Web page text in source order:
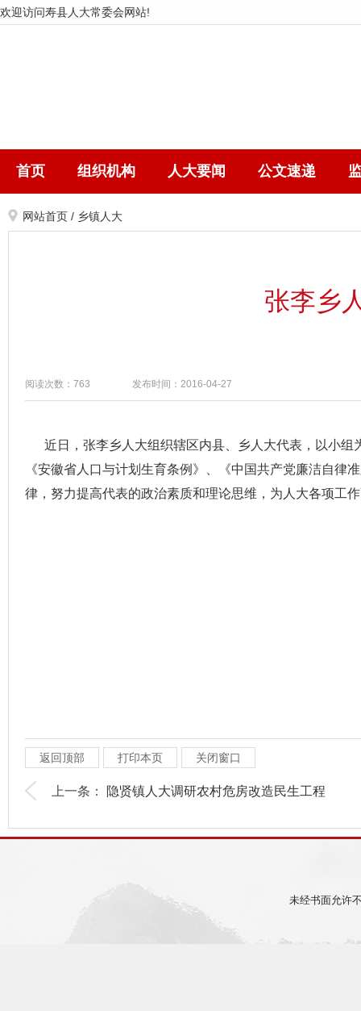
欢迎访问寿县人大常委会网站!
首页 组织机构 人大要闻 公文速递
网站首页 / 乡镇人大
张李乡
阅读次数：763 发布时间：2016-04-27
近日，张李乡人大组织辖区内县、乡人大代表，以小组
《安徽省人口与计划生育条例》、《中国共产党廉洁自律
律，努力提高代表的政治素质和理论思维，为人大各项工
返回顶部 打印本页 关闭窗口
上一条： 隐贤镇人大调研农村危房改造民生工程
未经书面允许